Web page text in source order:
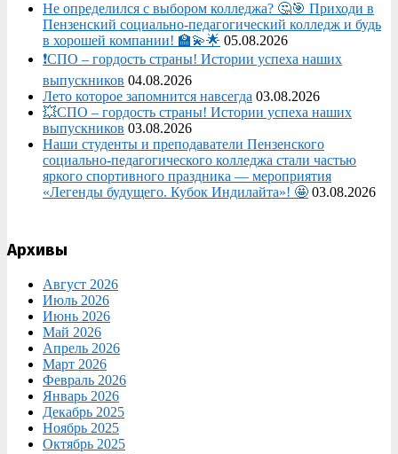
Не определился с выбором колледжа? 🤔🎯 Приходи в
Пензенский социально-педагогический колледж и будь
в хорошей компании! 🏫💫🌟 05.08.2026
❗СПО – гордость страны! Истории успеха наших
выпускников 04.08.2026
Лето которое запомнится навсегда 03.08.2026
💥СПО – гордость страны! Истории успеха наших
выпускников 03.08.2026
Наши студенты и преподаватели Пензенского
социально‑педагогического колледжа стали частью
яркого спортивного праздника — мероприятия
«Легенды будущего. Кубок Индилайта»! 🤩 03.08.2026
Архивы
Август 2026
Июль 2026
Июнь 2026
Май 2026
Апрель 2026
Март 2026
Февраль 2026
Январь 2026
Декабрь 2025
Ноябрь 2025
Октябрь 2025